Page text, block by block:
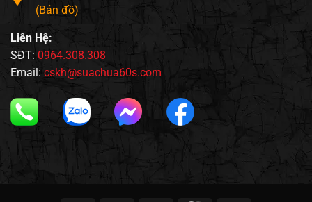
(Bản đồ)
Liên Hệ:
SĐT: 0964.308.308
Email: cskh@suachua60s.com